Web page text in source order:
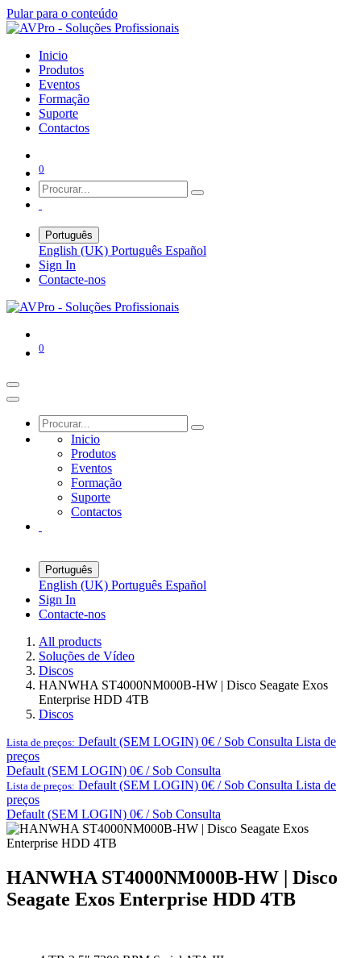
Pular para o conteúdo
Inicio
Produtos
Eventos
Formação
Suporte
Contactos
0
Português
English (UK) Português Español
Sign In
Contacte-nos
0
Inicio
Produtos
Eventos
Formação
Suporte
Contactos
Português
English (UK) Português Español
Sign In
Contacte-nos
All products
Soluções de Vídeo
Discos
HANWHA ST4000NM000B-HW | Disco Seagate Exos
Enterprise HDD 4TB
Discos
Lista de preços: Default (SEM LOGIN) 0€ / Sob Consulta Lista de
preços
Default (SEM LOGIN) 0€ / Sob Consulta
Lista de preços: Default (SEM LOGIN) 0€ / Sob Consulta Lista de
preços
Default (SEM LOGIN) 0€ / Sob Consulta
HANWHA ST4000NM000B-HW | Disco
Seagate Exos Enterprise HDD 4TB